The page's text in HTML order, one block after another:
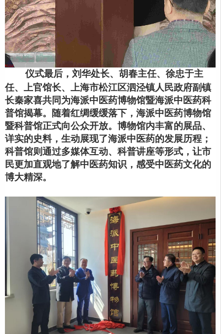
仪式最后，刘华处长、胡春主任、徐忠于主
任、上官馆长、上海市松江区泗泾镇人民政府副镇
长秦家喜共同为海派中医药博物馆暨海派中医药科
普馆揭幕。随着红绸缓缓落下，海派中医药博物馆
暨科普馆正式向公众开放。博物馆内丰富的展品、
详实的史料，生动展现了海派中医药的发展历程；
科普馆则通过多媒体互动、科普讲座等形式，让市
民更加直观地了解中医药知识，感受中医药文化的
博大精深。